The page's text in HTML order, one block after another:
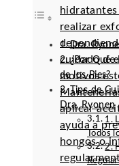
realizar
cuidado de
motivos
aplicar
ayuda a
hongos o
Dra.
¿Por Qué
de los Pies?
Tips de
Dra. Ryonen
1.
Todos
2.